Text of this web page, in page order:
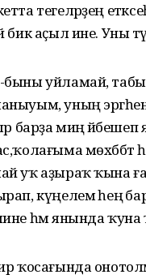
тегеләрҙең
бик аҫыл ине. Уны
уйламай,
уның
барҙа миңә
уҡ аҙыраҡ ҡына
күңелемә һеңә
һәм янында
ҡосағында